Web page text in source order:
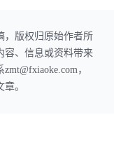
，版权归原始作者所
容、信息或资料带来
，
。